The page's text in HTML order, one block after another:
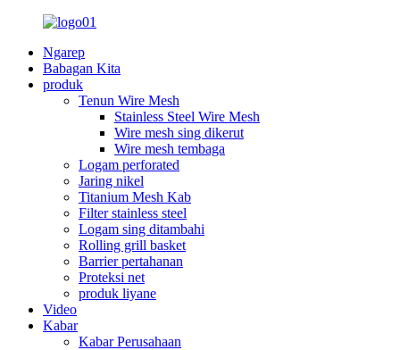
Ngarep
Babagan Kita
produk
Tenun Wire Mesh
Stainless Steel Wire Mesh
Wire mesh sing dikerut
Wire mesh tembaga
Logam perforated
Jaring nikel
Titanium Mesh Kab
Filter stainless steel
Logam sing ditambahi
Rolling grill basket
Barrier pertahanan
Proteksi net
produk liyane
Video
Kabar
Kabar Perusahaan